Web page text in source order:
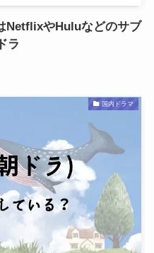
NetflixやHuluなどのサブ
ラ
国内ドラマ